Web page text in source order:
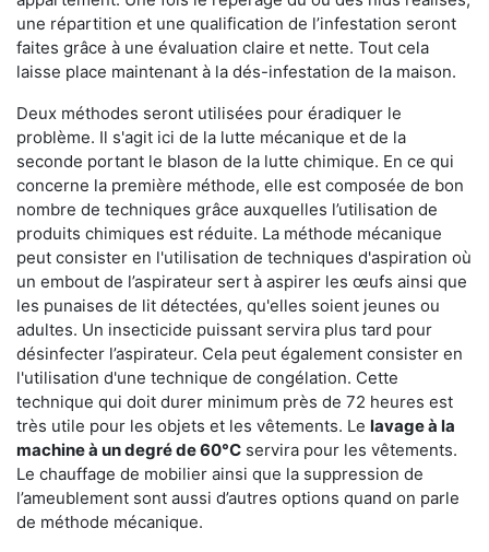
une répartition et une qualification de l’infestation seront
faites grâce à une évaluation claire et nette. Tout cela
laisse place maintenant à la dés-infestation de la maison.
Deux méthodes seront utilisées pour éradiquer le
problème. Il s'agit ici de la lutte mécanique et de la
seconde portant le blason de la lutte chimique. En ce qui
concerne la première méthode, elle est composée de bon
nombre de techniques grâce auxquelles l’utilisation de
produits chimiques est réduite. La méthode mécanique
peut consister en l'utilisation de techniques d'aspiration où
un embout de l’aspirateur sert à aspirer les œufs ainsi que
les punaises de lit détectées, qu'elles soient jeunes ou
adultes. Un insecticide puissant servira plus tard pour
désinfecter l’aspirateur. Cela peut également consister en
l'utilisation d'une technique de congélation. Cette
technique qui doit durer minimum près de 72 heures est
très utile pour les objets et les vêtements. Le lavage à la
machine à un degré de 60°C servira pour les vêtements.
Le chauffage de mobilier ainsi que la suppression de
l’ameublement sont aussi d’autres options quand on parle
de méthode mécanique.